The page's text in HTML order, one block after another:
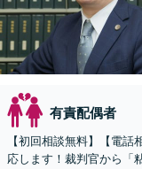
有責配偶者
【初回相談無料】【電
応します！裁判官から「